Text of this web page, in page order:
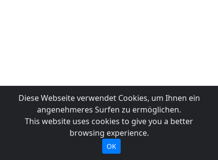
Diese Webseite verwendet Cookies, um Ihnen ein
angenehmeres Surfen zu ermöglichen.
This website uses cookies to give you a better
browsing experience.
OK